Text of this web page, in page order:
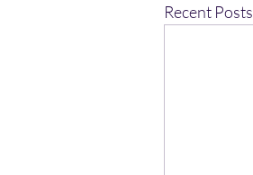
Recent Posts